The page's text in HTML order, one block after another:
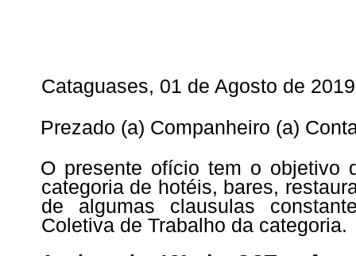
Cataguases, 01 de Agosto de
Prezado (a) Companheiro (a)
O presente ofício tem o objetivo
categoria de hotéis, bares,
de algumas clausulas
Coletiva de Trabalho da categoria.